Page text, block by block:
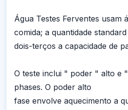
Água Testes Ferventes usam
comida; a quantidade standard
dois-terços a capacidade de
O teste inclui " poder " alto e
phases. O poder alto
fase envolve aquecimento a